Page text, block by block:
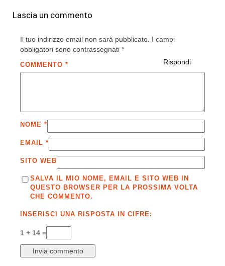
Rispondi
Lascia un commento
Il tuo indirizzo email non sarà pubblicato. I campi
obbligatori sono contrassegnati *
COMMENTO *
NOME *
EMAIL *
SITO WEB
SALVA IL MIO NOME, EMAIL E SITO WEB IN
QUESTO BROWSER PER LA PROSSIMA VOLTA
CHE COMMENTO.
INSERISCI UNA RISPOSTA IN CIFRE:
1 + 14 =